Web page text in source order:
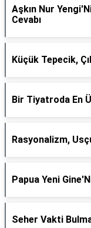
Aşkın Nur
Cevabı
Küçük Tepecik,
Bir Tiyatroda En
Rasyonalizm,
Papua Yeni
Seher Vakti